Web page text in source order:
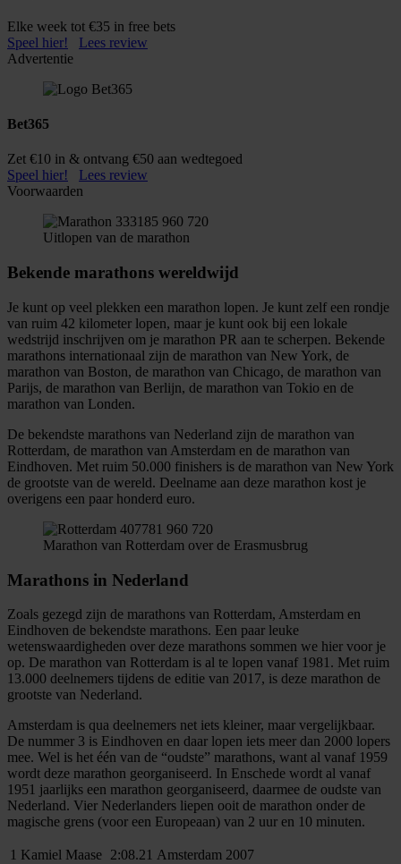
Elke week tot €35 in free bets
Speel hier!
Lees review
Advertentie
Bet365
Zet €10 in & ontvang €50 aan wedtegoed
Speel hier!
Lees review
Voorwaarden
Uitlopen van de marathon
Bekende marathons wereldwijd
Je kunt op veel plekken een marathon lopen. Je kunt zelf een rondje
van ruim 42 kilometer lopen, maar je kunt ook bij een lokale
wedstrijd inschrijven om je marathon PR aan te scherpen. Bekende
marathons internationaal zijn de marathon van New York, de
marathon van Boston, de marathon van Chicago, de marathon van
Parijs, de marathon van Berlijn, de marathon van Tokio en de
marathon van Londen.
De bekendste marathons van Nederland zijn de marathon van
Rotterdam, de marathon van Amsterdam en de marathon van
Eindhoven. Met ruim 50.000 finishers is de marathon van New York
de grootste van de wereld. Deelname aan deze marathon kost je
overigens een paar honderd euro.
Marathon van Rotterdam over de Erasmusbrug
Marathons in Nederland
Zoals gezegd zijn de marathons van Rotterdam, Amsterdam en
Eindhoven de bekendste marathons. Een paar leuke
wetenswaardigheden over deze marathons sommen we hier voor je
op. De marathon van Rotterdam is al te lopen vanaf 1981. Met ruim
13.000 deelnemers tijdens de editie van 2017, is deze marathon de
grootste van Nederland.
Amsterdam is qua deelnemers net iets kleiner, maar vergelijkbaar.
De nummer 3 is Eindhoven en daar lopen iets meer dan 2000 lopers
mee. Wel is het één van de “oudste” marathons, want al vanaf 1959
wordt deze marathon georganiseerd. In Enschede wordt al vanaf
1951 jaarlijks een marathon georganiseerd, daarmee de oudste van
Nederland. Vier Nederlanders liepen ooit de marathon onder de
magische grens (voor een Europeaan) van 2 uur en 10 minuten.
1 Kamiel Maase 2:08.21 Amsterdam 2007